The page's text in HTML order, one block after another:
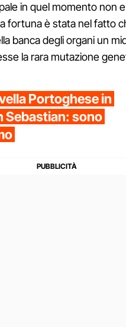
in quel momento non
fortuna è stata nel fatto
banca degli organi un
la rara mutazione
Portoghese in
Sebastian: sono